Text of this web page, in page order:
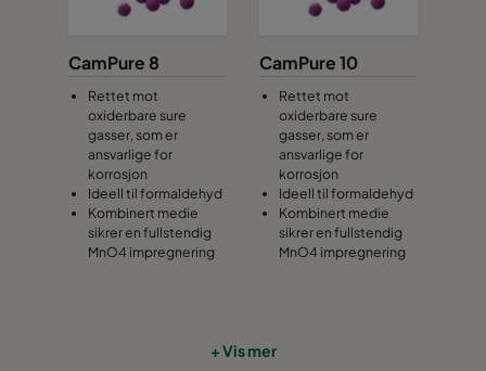
CamPure 8
Rettet mot
oxiderbare sure
gasser, som er
ansvarlige for
korrosjon
Ideell til formaldehyd
Kombinert medie
sikrer en fullstendig
MnO4 impregnering
CamPure 10
Rettet mot
oxiderbare sure
gasser, som er
ansvarlige for
korrosjon
Ideell til formaldehyd
Kombinert medie
sikrer en fullstendig
MnO4 impregnering
+ Vis mer